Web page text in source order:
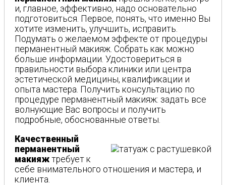
и, главное, эффективно, надо основательно
подготовиться. Первое, понять, что именно Вы
хотите изменить, улучшить, исправить.
Подумать о желаемом эффекте от процедуры
перманентный макияж. Собрать как можно
больше информации. Удостовериться в
правильности выбора клиники или центра
эстетической медицины, квалификации и
опыта мастера. Получить консультацию по
процедуре перманентный макияж: задать все
волнующие Вас вопросы и получить
подробные, обоснованные ответы.
Качественный
перманентный
макияж требует к
себе внимательного отношения и мастера, и
клиента.